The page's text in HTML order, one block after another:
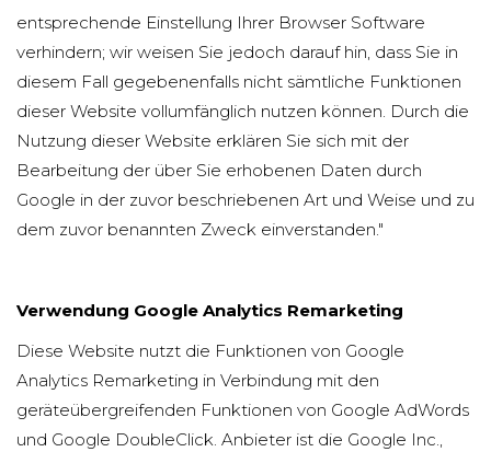
entsprechende Einstellung Ihrer Browser Software
verhindern; wir weisen Sie jedoch darauf hin, dass Sie in
diesem Fall gegebenenfalls nicht sämtliche Funktionen
dieser Website vollumfänglich nutzen können. Durch die
Nutzung dieser Website erklären Sie sich mit der
Bearbeitung der über Sie erhobenen Daten durch
Google in der zuvor beschriebenen Art und Weise und zu
dem zuvor benannten Zweck einverstanden."
Verwendung Google Analytics Remarketing
Diese Website nutzt die Funktionen von Google
Analytics Remarketing in Verbindung mit den
geräteübergreifenden Funktionen von Google AdWords
und Google DoubleClick. Anbieter ist die Google Inc.,